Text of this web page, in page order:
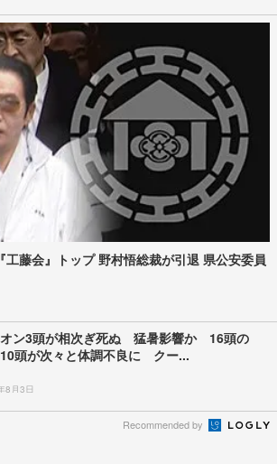
工藤会』トップ 野村悟総裁が引退 県公安委員
ン3頭が相次ぎ死ぬ 猛暑影響か 16頭の
頭が次々と体調不良に クー...
8月3日
Recommended by